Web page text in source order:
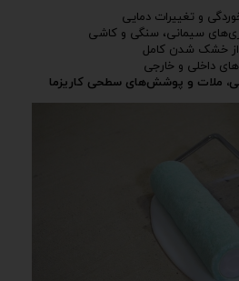
و تغییرات دمایی
سیمانی، سنگی و کاشی
خشک شدن کامل
داخلی و خارجی
ملات و پوشش‌های سطحی کاریزما